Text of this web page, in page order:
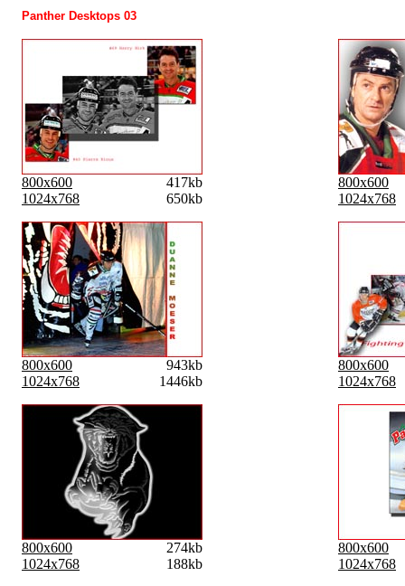
Panther Desktops 03
800x600
417kb
1024x768
650kb
800x600
1024x768
800x600
943kb
1024x768
1446kb
800x600
1024x768
800x600
274kb
1024x768
188kb
800x600
1024x768